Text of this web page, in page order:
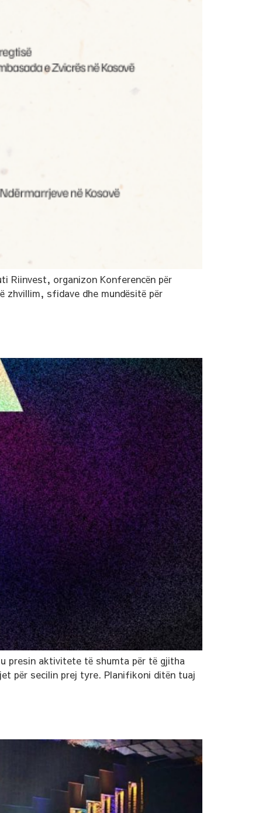
Riinvest, organizon Konferencën për
zhvillim, sfidave dhe mundësitë për
presin aktivitete të shumta për të gjitha
për secilin prej tyre. Planifikoni ditën tuaj